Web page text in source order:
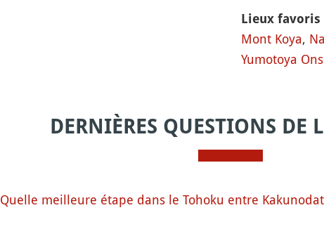
Lieux favoris
Mont Koya,
Yumotoya
DERNIÈRES QUESTIONS DE
Quelle meilleure étape dans le Tohoku entre